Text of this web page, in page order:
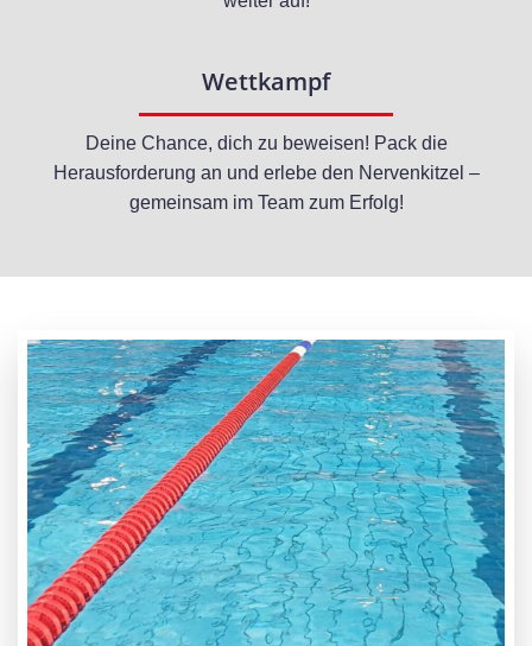
Wettkampf
Deine Chance, dich zu beweisen! Pack die
Herausforderung an und erlebe den Nervenkitzel –
gemeinsam im Team zum Erfolg!